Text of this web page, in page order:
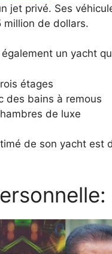
jet privé. Ses
million de dollars.
un yacht
étages
des bains à remous
de luxe
de son yacht est